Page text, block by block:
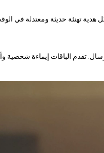
تقدم الباقات إيماءة شخصية